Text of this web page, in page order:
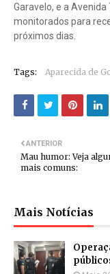
Garavelo, e a
monitorados para
próximos dias.
Tags: Aparecida de
ANTERIOR
Mau humor: Veja
mais comuns:
Mais Notícias